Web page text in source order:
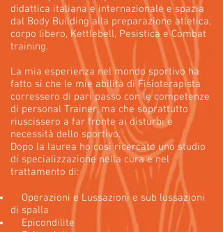
didattica italiana e internazionale e spazia
dal Body Building alla preparazione atletica,
corpo libero, Kettlebell, Pesistica e Combat
training.
La mia esperienza nel mondo sportivo ha
fatto si che le mie abilità di Fisioterapista
corressero di pari passo con le competenze
di personal Trainer, ma che soprattutto
riuscissero a far fronte ai disturbi e
necessità dello sportivo.
Dopo la laurea ho così ricercato uno studio
di specializzazione nella cura e nel
trattamento di:
Operazioni e Lussazioni e sub lussazioni
di spalla
Epicondilite